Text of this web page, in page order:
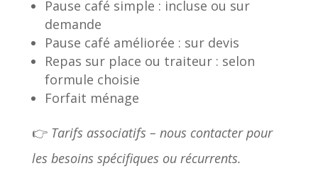
Pause café simple : incluse ou sur
demande
Pause café améliorée : sur devis
Repas sur place ou traiteur : selon
formule choisie
Forfait ménage
👉 Tarifs associatifs – nous contacter pour
les besoins spécifiques ou récurrents.